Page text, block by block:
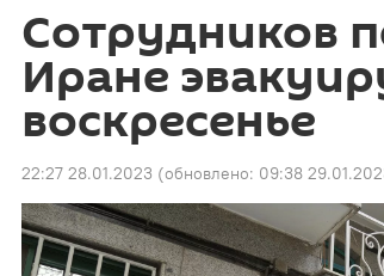
Сотрудников
Иране
воскресенье
22:27 28.01.2023 (обновлено: 09:38